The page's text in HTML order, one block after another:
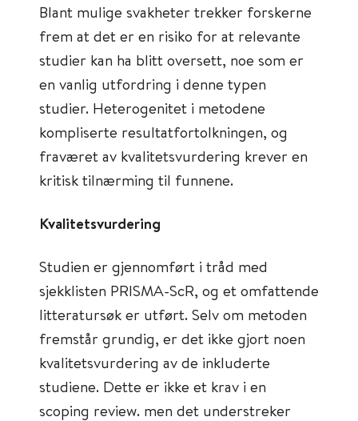
Blant mulige svakheter trekker forskerne
frem at det er en risiko for at relevante
studier kan ha blitt oversett, noe som er
en vanlig utfordring i denne typen
studier. Heterogenitet i metodene
kompliserte resultatfortolkningen, og
fraværet av kvalitetsvurdering krever en
kritisk tilnærming til funnene.
Kvalitetsvurdering
Studien er gjennomført i tråd med
sjekklisten PRISMA-ScR, og et omfattende
litteratursøk er utført. Selv om metoden
fremstår grundig, er det ikke gjort noen
kvalitetsvurdering av de inkluderte
studiene. Dette er ikke et krav i en
scoping review. men det understreker